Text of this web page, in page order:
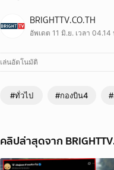
BRIGHTTV.CO.TH
อัพเดต 11 มิ.ย. เวลา
เล่นอัตโนมัติ
#ทั่วไป #กองบิน4
คลิปล่าสุดจาก